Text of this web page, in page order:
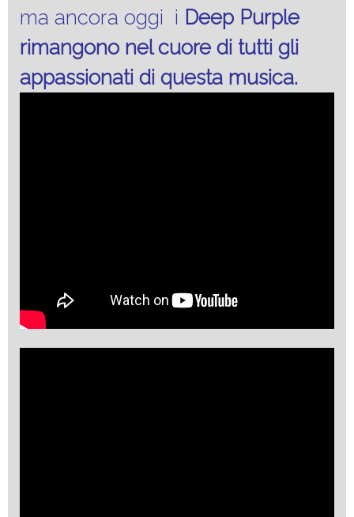
ma ancora oggi i Deep Purple
rimangono nel cuore di tutti gli
appassionati di questa musica.